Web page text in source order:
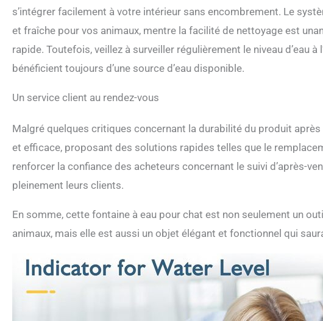
s’intégrer facilement à votre intérieur sans encombrement. Le
et fraîche pour vos animaux, mentre la facilité de nettoyage est
rapide. Toutefois, veillez à surveiller régulièrement le niveau d’eau
bénéficient toujours d’une source d’eau disponible.
Un service client au rendez-vous
Malgré quelques critiques concernant la durabilité du produit
et efficace, proposant des solutions rapides telles que le
renforcer la confiance des acheteurs concernant le suivi d’après-
pleinement leurs clients.
En somme, cette fontaine à eau pour chat est non seulement un
animaux, mais elle est aussi un objet élégant et fonctionnel qui